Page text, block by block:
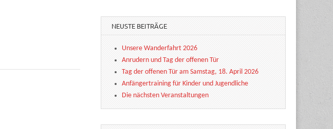
NEUSTE BEITRÄGE
Unsere Wanderfahrt 2026
Anrudern und Tag der offenen Tür
Tag der offenen Tür am Samstag, 18. April 2026
Anfängertraining für Kinder und Jugendliche
Die nächsten Veranstaltungen